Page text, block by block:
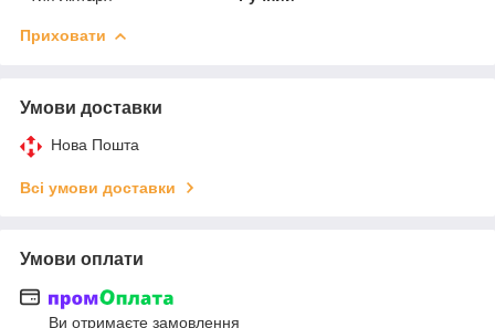
Приховати
Умови доставки
Нова Пошта
Всі умови доставки
Умови оплати
Ви отримаєте замовлення